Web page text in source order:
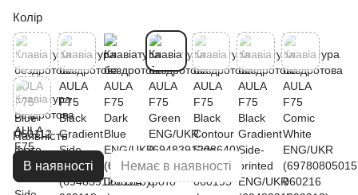
Колір
Наявність
В наявності Немає в наявності